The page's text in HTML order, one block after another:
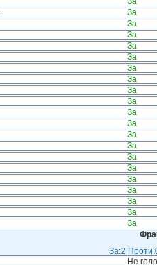
За
За
За
За
За
За
За
За
За
За
За
За
За
За
За
За
За
За
За
За
За:2
Не